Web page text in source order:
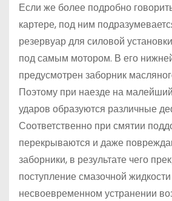
Если же более подробно
картере, под ним
резервуар для силовой
под самым мотором. В его
предусмотрен заборник
Поэтому при наезде на
ударов образуются различные
Соответственно при смятии
перекрываются и даже
заборники, в результате чего
поступление смазочной
несвоевременном устранении